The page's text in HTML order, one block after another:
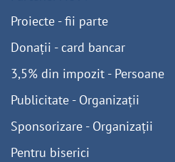
Proiecte - fii parte
Donații - card bancar
3,5% din impozit - Persoane
Publicitate - Organizații
Sponsorizare - Organizații
Pentru biserici